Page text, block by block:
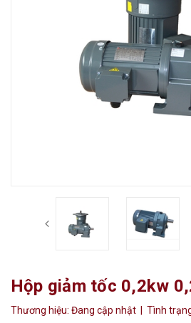
Hộp giảm tốc 0,2kw
Thương hiệu: Đang cập nhật | Tình